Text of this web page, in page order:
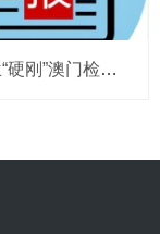
菲仕兰“硬刚”澳门检测，泸溪河“硬刚”吃出金属牙冠说法，亿滋上调营收指引，茶颜悦色拟进驻广州，达能提议任命威立雅高层为新独董